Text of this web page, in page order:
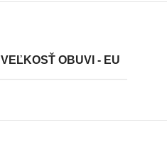
VEĽKOSŤ OBUVI - EU